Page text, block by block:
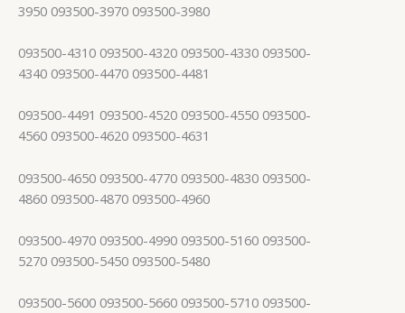
3950 093500-3970 093500-3980
093500-4310 093500-4320 093500-4330 093500-
4340 093500-4470 093500-4481
093500-4491 093500-4520 093500-4550 093500-
4560 093500-4620 093500-4631
093500-4650 093500-4770 093500-4830 093500-
4860 093500-4870 093500-4960
093500-4970 093500-4990 093500-5160 093500-
5270 093500-5450 093500-5480
093500-5600 093500-5660 093500-5710 093500-